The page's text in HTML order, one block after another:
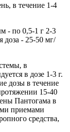
в течение 1-4
- по 0,5-1 г 2-3
доза - 25-50 мг/
в
в дозе 1-3 г.
дозы в течение
15-40
Пантогама в
приемами
средства,